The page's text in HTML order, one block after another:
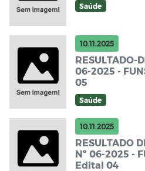
Saúde
10.11.2025
RESULTADO-
06-2025 -
05
Saúde
10.11.2025
RESULTADO
Nº 06-2025 -
Edital 04